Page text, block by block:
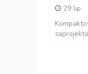
29 lip